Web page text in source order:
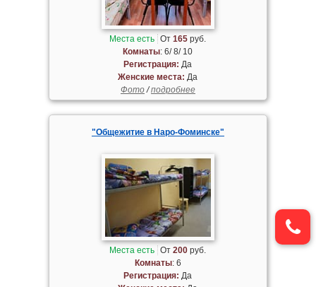
Места есть От165 руб.
Комнаты: 6/ 8/ 10
Регистрация: Да
Женские места: Да
Фото/подробнее
"Общежитие в Наро-Фоминске"
Места есть От200 руб.
Комнаты: 6
Регистрация: Да